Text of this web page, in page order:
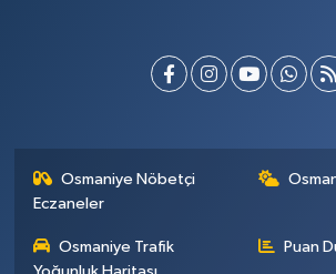
Osmaniye Nöbetçi
Eczaneler
Osmaniye Trafik
Puan